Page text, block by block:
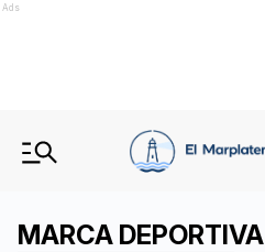
Ads
MARCA DEPORTIVA